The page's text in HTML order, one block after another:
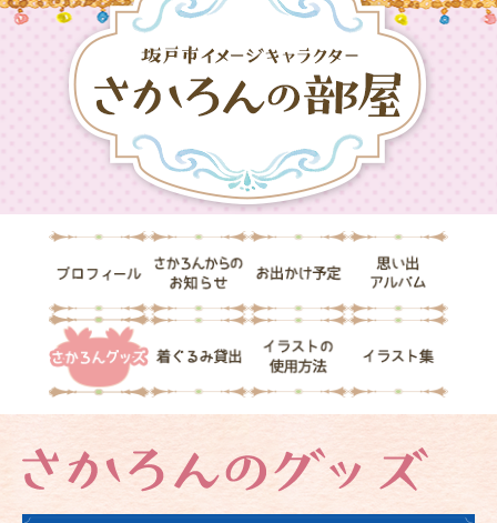
ペ
メ
プ
フ
ィ
ー
ル
さ
か
ん
か
ら
の
お
知
せ
お
出
か
け
予
定
思
ア
ル
さ
か
ろ
ん
ズ
着
ぐ
る
み
イ
ラ
ト
用
方
法
イ
ト
本
文
さ
か
ろ
ん